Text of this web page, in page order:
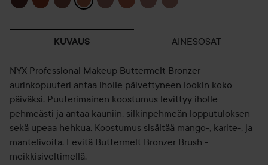
KUVAUS AINESOSAT
NYX Professional Makeup Buttermelt Bronzer -
aurinkopuuteri antaa iholle päivettyneen lookin koko
päiväksi. Puuterimainen koostumus levittyy iholle
pehmeästi ja antaa kauniin, silkinpehmeän lopputuloksen
sekä upeaa hehkua. Koostumus sisältää mango-, karite-, ja
mantelivoita. Levitä Buttermelt Bronzer Brush -
meikkisiveltimellä.